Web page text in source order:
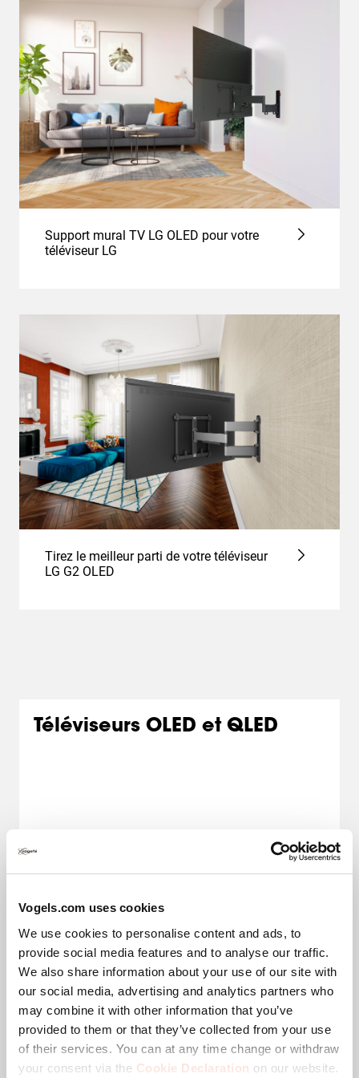
Vogels.com uses cookies
We use cookies to personalise content and ads, to
provide social media features and to analyse our traffic.
We also share information about your use of our site with
our social media, advertising and analytics partners who
may combine it with other information that you’ve
provided to them or that they’ve collected from your use
of their services. You can at any time change or withdraw
your consent via the Cookie Declaration on our website.
Support mural TV LG OLED pour votre
téléviseur LG
Tirez le meilleur parti de votre téléviseur
LG G2 OLED
Téléviseurs OLED et QLED
OLED et QLED sont deux technologies d'affichage,
chacune ayant ses propres avantages. Découvrez
QLED et les solutions de fixation les mieux
Avec OLED, chaque pixel s'allume et peut être
complètement éteint, ce qui permet d'obtenir
des noirs profonds et un contraste très élevé.
Les téléviseurs OLED ou QLED à contraste
élevé sont sensibles aux interférences
lumineuses. En installant le téléviseur sur un
support TV mural orientable, vous pouvez le